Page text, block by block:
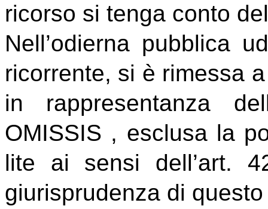
ricorso si tenga conto
Nell’odierna pubblica
ricorrente, si è rimessa
in rappresentanza
OMISSIS , esclusa la
lite ai sensi dell’art.
giurisprudenza di